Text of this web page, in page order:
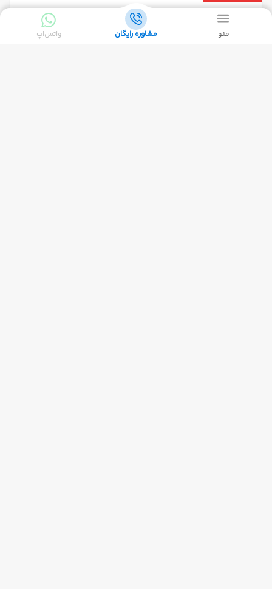
تور پاتایا + بانکوک 7 شب - ویژه مرداد ماه 1405 ماهان )
مرداد 1405
منو مشاوره رایگان واتس‌اپ